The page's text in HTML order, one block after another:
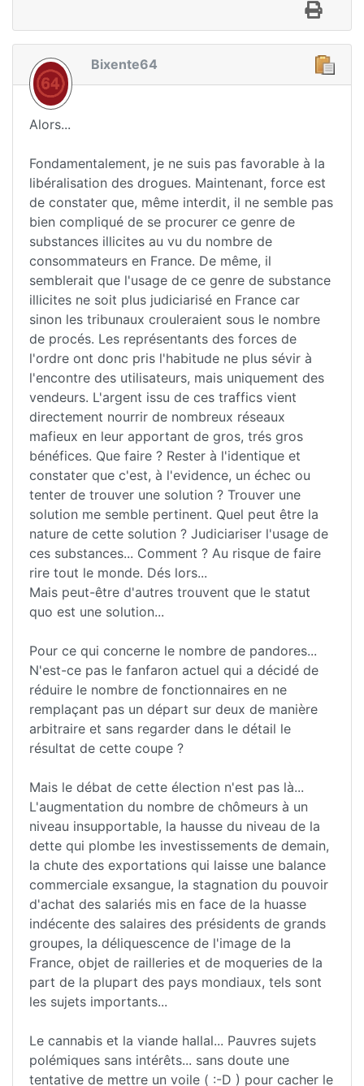
Bixente64
Alors...
Fondamentalement, je ne suis pas favorable à la
libéralisation des drogues. Maintenant, force est
de constater que, même interdit, il ne semble pas
bien compliqué de se procurer ce genre de
substances illicites au vu du nombre de
consommateurs en France. De même, il
semblerait que l'usage de ce genre de substance
illicites ne soit plus judiciarisé en France car
sinon les tribunaux crouleraient sous le nombre
de procés. Les représentants des forces de
l'ordre ont donc pris l'habitude ne plus sévir à
l'encontre des utilisateurs, mais uniquement des
vendeurs. L'argent issu de ces traffics vient
directement nourrir de nombreux réseaux
mafieux en leur apportant de gros, trés gros
bénéfices. Que faire ? Rester à l'identique et
constater que c'est, à l'evidence, un échec ou
tenter de trouver une solution ? Trouver une
solution me semble pertinent. Quel peut être la
nature de cette solution ? Judiciariser l'usage de
ces substances... Comment ? Au risque de faire
rire tout le monde. Dés lors...
Mais peut-être d'autres trouvent que le statut
quo est une solution...
Pour ce qui concerne le nombre de pandores...
N'est-ce pas le fanfaron actuel qui a décidé de
réduire le nombre de fonctionnaires en ne
remplaçant pas un départ sur deux de manière
arbitraire et sans regarder dans le détail le
résultat de cette coupe ?
Mais le débat de cette élection n'est pas là...
L'augmentation du nombre de chômeurs à un
niveau insupportable, la hausse du niveau de la
dette qui plombe les investissements de demain,
la chute des exportations qui laisse une balance
commerciale exsangue, la stagnation du pouvoir
d'achat des salariés mis en face de la huasse
indécente des salaires des présidents de grands
groupes, la déliquescence de l'image de la
France, objet de railleries et de moqueries de la
part de la plupart des pays mondiaux, tels sont
les sujets importants...
Le cannabis et la viande hallal... Pauvres sujets
polémiques sans intérêts... sans doute une
tentative de mettre un voile ( :-D ) pour cacher le